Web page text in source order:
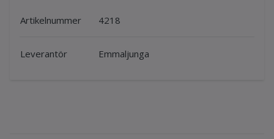
Artikelnummer 4218
Leverantör Emmaljunga